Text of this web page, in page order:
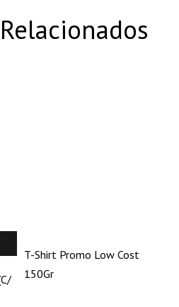
T-Shirt Promo Low Cost
150Gr